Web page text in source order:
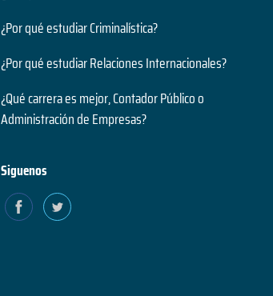
¿Por qué estudiar Criminalística?
¿Por qué estudiar Relaciones Internacionales?
¿Qué carrera es mejor, Contador Público o
Administración de Empresas?
Siguenos